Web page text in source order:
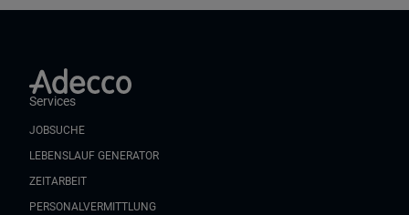
Services
JOBSUCHE
LEBENSLAUF GENERATOR
ZEITARBEIT
PERSONALVERMITTLUNG